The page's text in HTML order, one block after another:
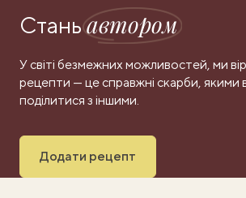
Станьавтором
У світі безмежних можливостей, ми
рецепти — це справжні скарби, якими
поділитися з іншими.
Додати рецепт